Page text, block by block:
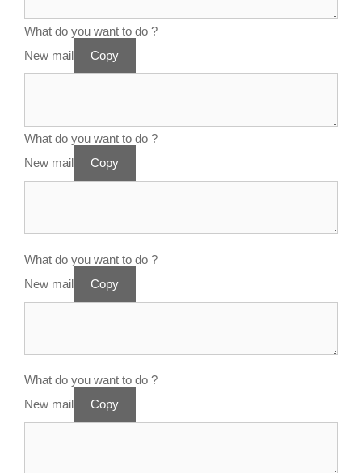
What do you want to do ?
New mail
Copy
What do you want to do ?
New mail
Copy
What do you want to do ?
New mail
Copy
What do you want to do ?
New mail
Copy